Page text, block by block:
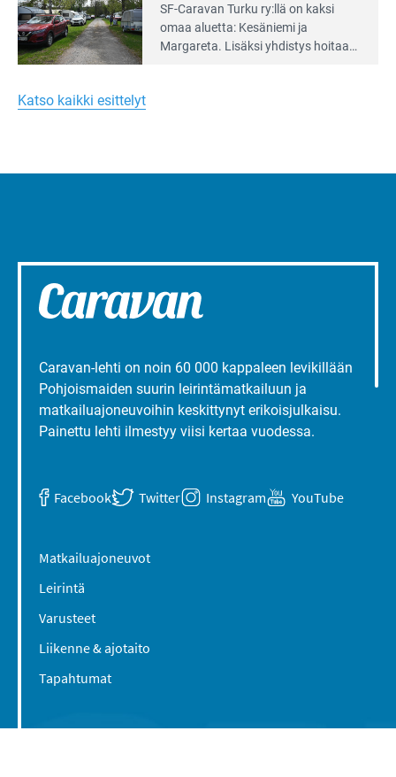
Lue
Leirintäoppaan
artikkeli:
Merellinen
Turun
liepeillä
SF-Caravan Turku ry:llä on kaksi
omaa aluet­ta: Kesäniemi ja
Margareta. Lisäksi yhdis­tys hoitaa
Katso kaikki esittelyt
Caravan-lehti on noin 60 000 kappaleen levikillään
Pohjoismaiden suurin leirintämatkailuun ja
matkailuajoneuvoihin keskittynyt erikoisjulkaisu.
Painettu lehti ilmestyy viisi kertaa vuodessa.
Facebook Twitter Instagram YouTube
Matkailuajoneuvot
Leirintä
Varusteet
Liikenne & ajotaito
Tapahtumat